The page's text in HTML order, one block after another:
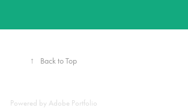
↑ Back to Top
Powered by Adobe Portfolio